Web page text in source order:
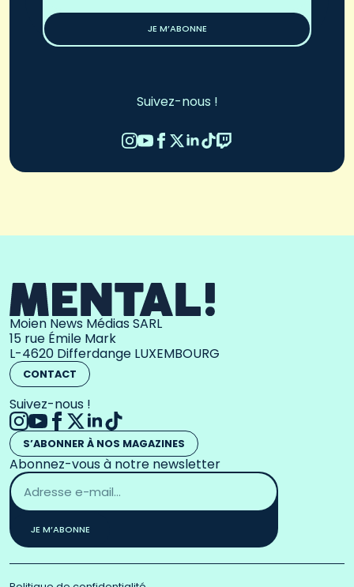
JE M’ABONNE
Suivez-nous !
Moien News Médias SARL
15 rue Émile Mark
L-4620 Differdange LUXEMBOURG
CONTACT
Suivez-nous !
S’ABONNER À NOS MAGAZINES
Abonnez-vous à notre newsletter
Adresse
email
*
JE M’ABONNE